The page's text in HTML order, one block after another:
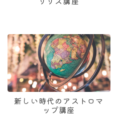
リリス講座
新しい時代のアストロマ
ップ講座